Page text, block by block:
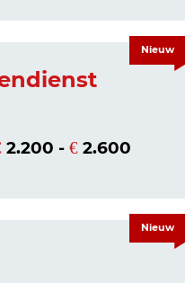
2.200 - € 2.600
Nieuw
Nieuw